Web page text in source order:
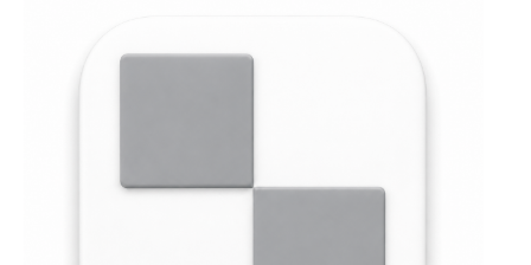
Конференция